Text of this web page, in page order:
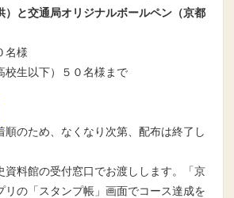
）と交通局オリジナルボールペン（京都
様
以下）５０名様まで
順のため、なくなり次第、配布は終了し
資料館の受付窓口でお渡しします。「京
リの「スタンプ帳」画面でコース達成を